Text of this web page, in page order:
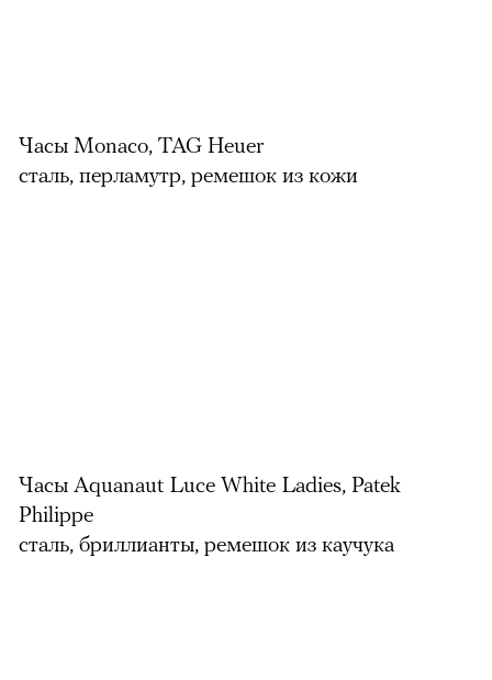
Часы Monaco, TAG Heuer
сталь, перламутр, ремешок из кожи
Часы Aquanaut Luce White Ladies, Patek
Philippe
сталь, бриллианты, ремешок из каучука